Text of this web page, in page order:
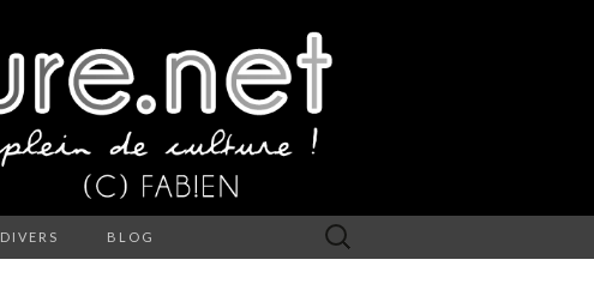
DIVERS BLOG Rechercher :